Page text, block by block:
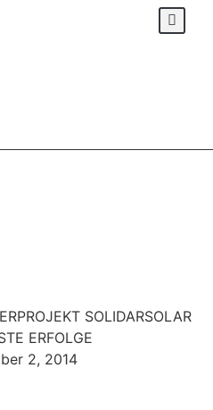
SOLIDARSOLAR
ERFOLGE
2, 2014